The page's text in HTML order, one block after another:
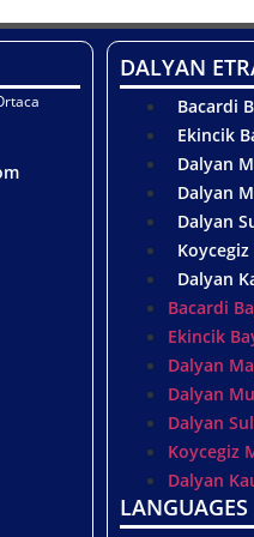
DALYAN
Bacardi
Ekincik
Dalyan
Dalyan
Dalyan
Dalyan
Bacardi
Ekincik
Dalyan
Dalyan
Dalyan
Koycegiz
Dalyan
LANGUAGES